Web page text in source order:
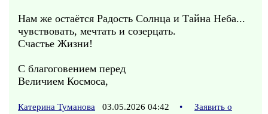
Нам же остаётся Радость Солнца и Тайна Неба...
чувствовать, мечтать и созерцать.
Счастье Жизни!
С благоговением перед
Величием Космоса,
Катерина Туманова 03.05.2026 04:42 •
Заявить о